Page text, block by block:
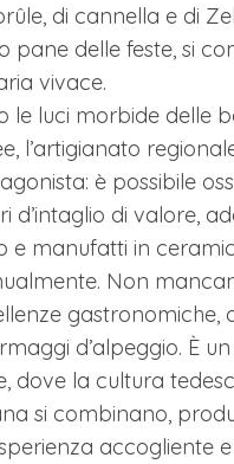
e arrivo a
di cannella e di
pane delle feste, si
vivace.
le luci morbide delle
l’artigianato
è possibile
d’intaglio di valore,
e manufatti in
Non
gastronomiche,
d’alpeggio. È
dove la cultura
si combinano,
accogliente